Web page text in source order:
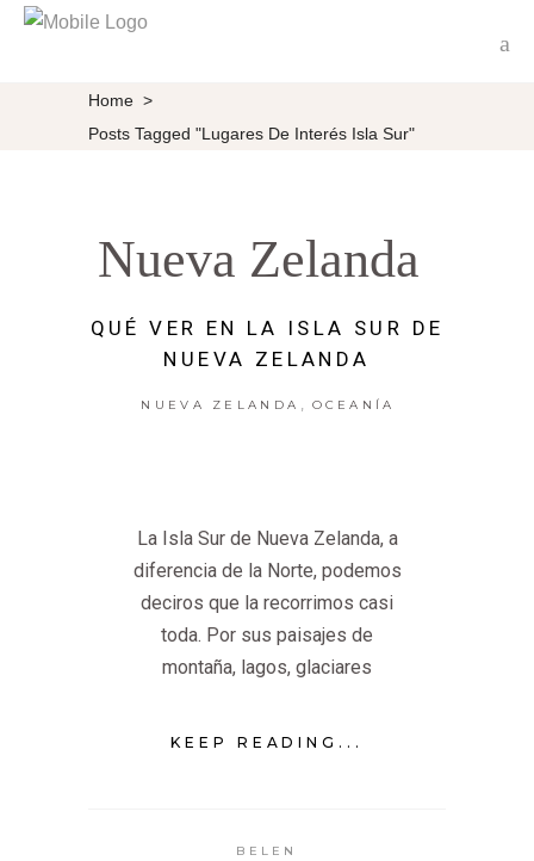
Home >
Posts Tagged "lugares De Interés Isla Sur"
Nueva Zelanda
QUÉ VER EN LA ISLA SUR DE
NUEVA ZELANDA
NUEVA ZELANDA OCEANÍA
La Isla Sur de Nueva Zelanda, a
diferencia de la Norte, podemos
deciros que la recorrimos casi
toda. Por sus paisajes de
montaña, lagos, glaciares
KEEP READING...
BELEN